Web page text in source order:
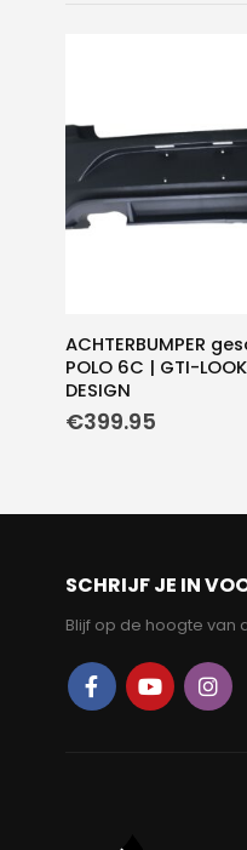
ACHTERBUMPER
POLO 6C | GTI-
DESIGN
€399.95
SCHRIJF JE IN
Blijf op de hoogte van